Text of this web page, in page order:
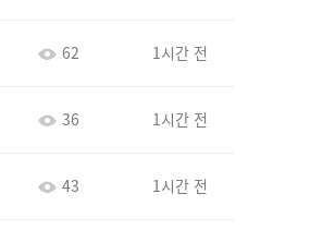
62 1시간 전
36 1시간 전
43 1시간 전